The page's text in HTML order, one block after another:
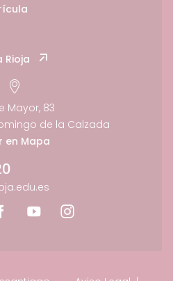
Rioja
Mayor, 83
de la Calzada
en Mapa